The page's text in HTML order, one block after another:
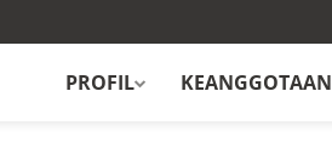
PROFIL KEANGGOTAAN